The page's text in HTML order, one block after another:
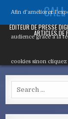
content
ÉDITEUR DE PRESSE
ARTICLES DE
Afin d'améliorer
audience grâce à la
cookies sinon